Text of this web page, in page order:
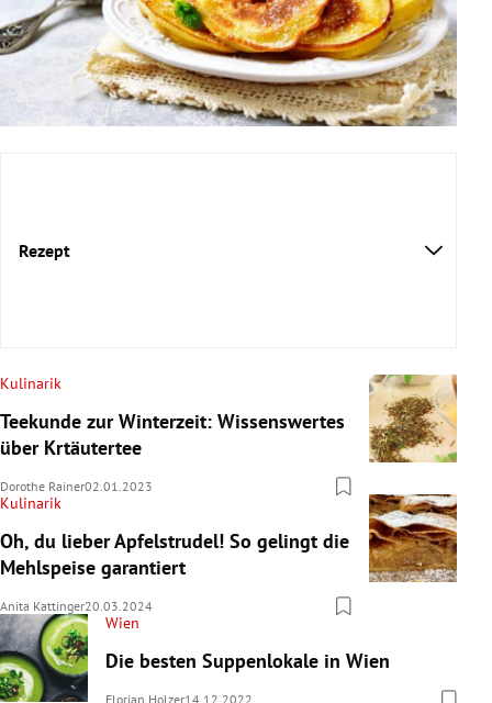
Rezept
Kulinarik
Teekunde zur Winterzeit: Wissenswertes
über Krtäutertee
Dorothe Rainer02.01.2023
Kulinarik
Oh, du lieber Apfelstrudel! So gelingt die
Mehlspeise garantiert
Anita Kattinger20.03.2024
Wien
Die besten Suppenlokale in Wien
Florian Holzer14.12.2022